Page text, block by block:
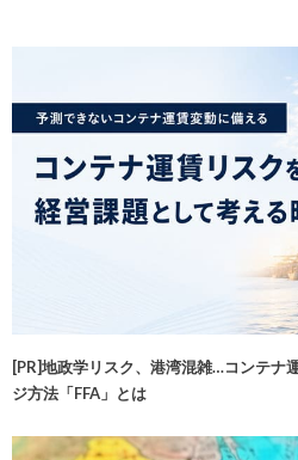
[PR]地政学リスク、港湾混雑…コンテナ
ジ方法「FFA」とは